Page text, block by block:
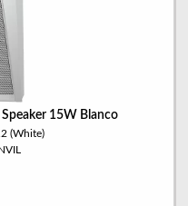
15W Blanco
(White)